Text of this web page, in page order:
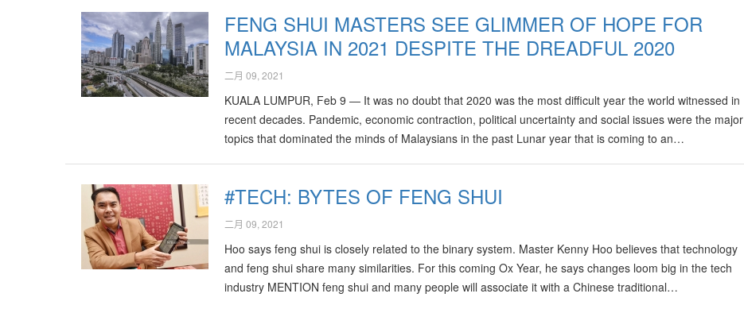
FENG SHUI MASTERS SEE GLIMMER OF HOPE FOR
MALAYSIA IN 2021 DESPITE THE DREADFUL 2020
二月 09, 2021
KUALA LUMPUR, Feb 9 ― It was no doubt that 2020 was the most difficult year the world witnessed in
recent decades. Pandemic, economic contraction, political uncertainty and social issues were the major
topics that dominated the minds of Malaysians in the past Lunar year that is coming to an…
#TECH: BYTES OF FENG SHUI
二月 09, 2021
Hoo says feng shui is closely related to the binary system. Master Kenny Hoo believes that technology
and feng shui share many similarities. For this coming Ox Year, he says changes loom big in the tech
industry MENTION feng shui and many people will associate it with a Chinese traditional…